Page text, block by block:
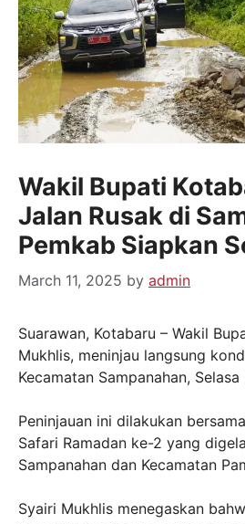
Wakil Bupati
Jalan Rusak di
Pemkab Siapkan
March 11, 2025 by admin
Suarawan, Kotabaru – Wakil
Mukhlis, meninjau langsung
Kecamatan Sampanahan,
Peninjauan ini dilakukan
Safari Ramadan ke-2 yang
Sampanahan dan Kecamatan
Syairi Mukhlis menegaskan